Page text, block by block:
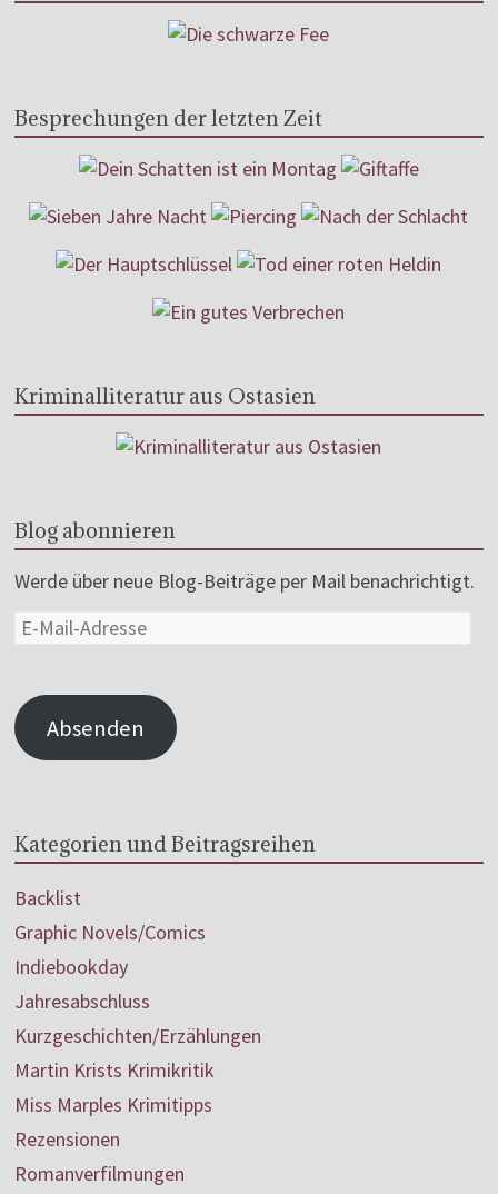
Besprechungen der letzten Zeit
Kriminalliteratur aus Ostasien
Blog abonnieren
Werde über neue Blog-Beiträge per Mail benachrichtigt.
Absenden
Kategorien und Beitragsreihen
Backlist
Graphic Novels/Comics
Indiebookday
Jahresabschluss
Kurzgeschichten/Erzählungen
Martin Krists Krimikritik
Miss Marples Krimitipps
Rezensionen
Romanverfilmungen